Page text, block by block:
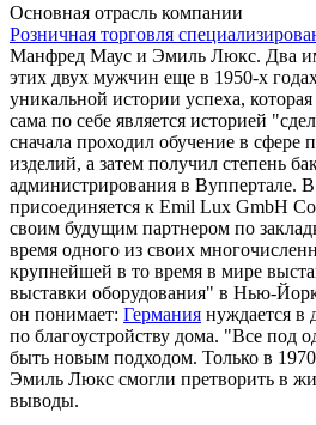
Основная отрасль компании
Розничная торговля
Манфред Маус и Эмиль Люкс. Два
этих двух мужчин еще в 1950-х
уникальной истории успеха,
сама по себе является историей
сначала проходил обучение в сфере
изделий, а затем получил степень
администрирования в Вуппертале.
присоединяется к Emil Lux GmbH
своим будущим партнером по
время одного из своих
крупнейшей в то время в мире
выставки оборудования" в Нью-
он понимает: Германия нуждается
по благоустройству дома. "Все под
быть новым подходом. Только в
Эмиль Люкс смогли претворить в
выводы.